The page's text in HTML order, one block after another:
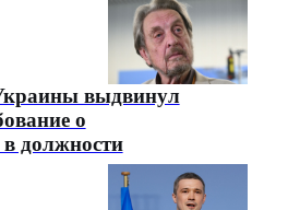
выдвинул
о
в должности